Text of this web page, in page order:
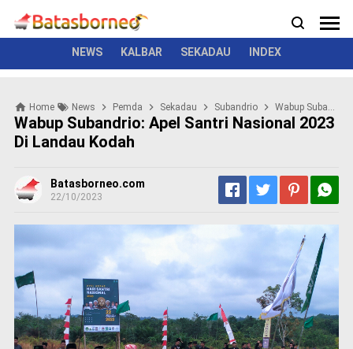
N
e
s
o
l
i
k
i
m
i
a
l
NEWS KALBAR SEKADAU INDEX
News Kriminal Seremonial
Home News Pemda Sekadau Subandrio Wabup Subandrio: Apel Santri Nasional 2023 Di Landau Kodah
Wabup Subandrio: Apel Santri Nasional 2023
Di Landau Kodah
Batasborneo.com
22/10/2023